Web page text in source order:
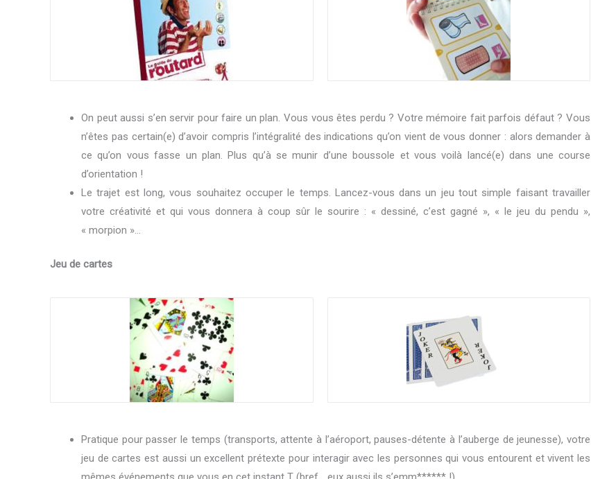
On peut aussi s’en servir pour faire un plan. Vous vous êtes perdu ? Votre mémoire fait parfois défaut ? Vous
n’êtes pas certain(e) d’avoir compris l’intégralité des indications qu’on vient de vous donner : alors demander à
ce qu’on vous fasse un plan. Plus qu’à se munir d’une boussole et vous voilà lancé(e) dans une course
d’orientation !
Le trajet est long, vous souhaitez occuper le temps. Lancez-vous dans un jeu tout simple faisant travailler
votre créativité et qui vous donnera à coup sûr le sourire : « dessiné, c’est gagné », « le jeu du pendu »,
« morpion »…
Jeu de cartes
Pratique pour passer le temps (transports, attente à l’aéroport, pauses-détente à l’auberge de jeunesse), votre
jeu de cartes est aussi un excellent prétexte pour interagir avec les personnes qui vous entourent et vivent les